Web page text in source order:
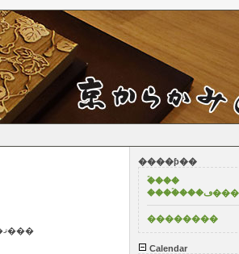
�����KARABACO mini���������䤵���Ƥ��������ޤ���
����ƥ��
�ۡ���
����ۡ���ڡ���
��������
Calendar